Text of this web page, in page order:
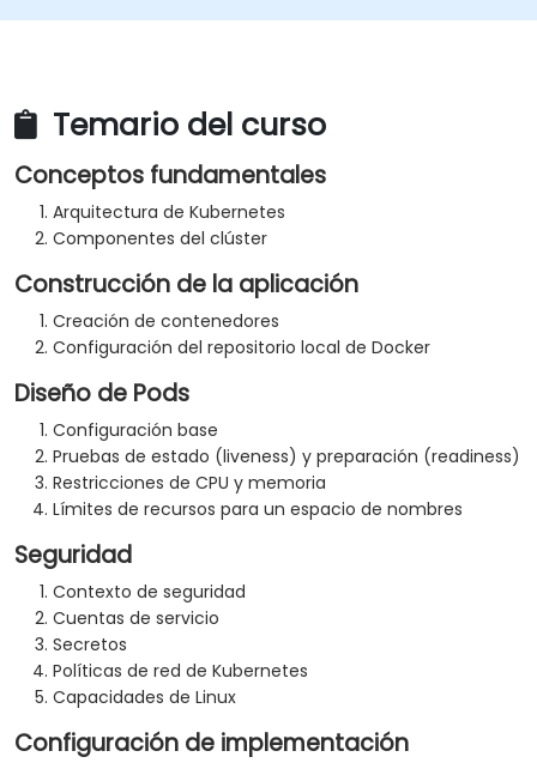
Temario del curso
Conceptos fundamentales
Arquitectura de Kubernetes
Componentes del clúster
Construcción de la aplicación
Creación de contenedores
Configuración del repositorio local de Docker
Diseño de Pods
Configuración base
Pruebas de estado (liveness) y preparación (readiness)
Restricciones de CPU y memoria
Límites de recursos para un espacio de nombres
Seguridad
Contexto de seguridad
Cuentas de servicio
Secretos
Políticas de red de Kubernetes
Capacidades de Linux
Configuración de implementación